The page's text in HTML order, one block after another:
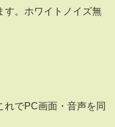
す。ホワイトノイズ無
でPC画面・音声を同